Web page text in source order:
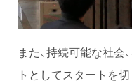
また、持続可能な社会
トとしてスタートを